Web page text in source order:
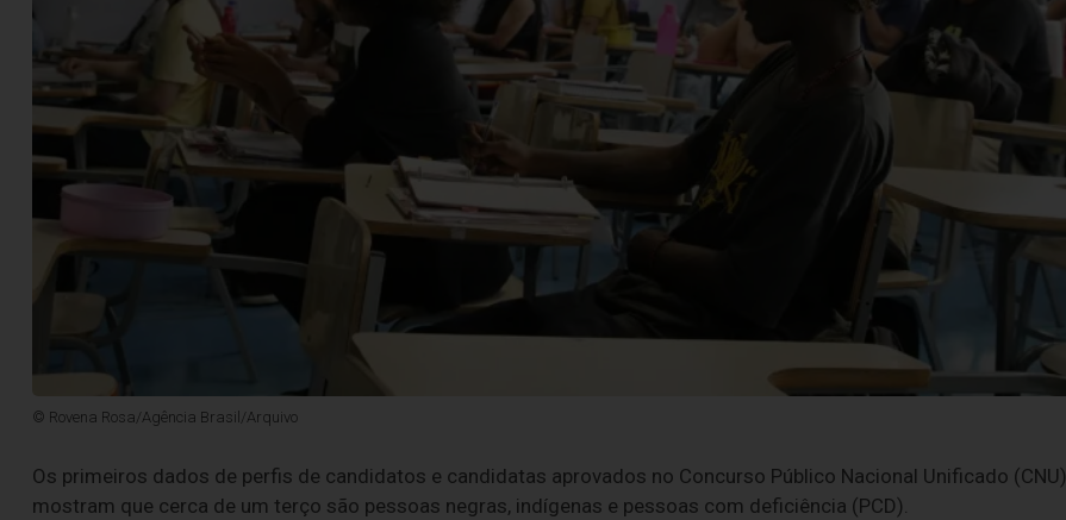
© Rovena Rosa/Agência Brasil/Arquivo
Os primeiros dados de perfis de candidatos e candidatas aprovados no Concurso Público Nacional Unificado (CNU)
mostram que cerca de um terço são pessoas negras, indígenas e pessoas com deficiência (PCD).